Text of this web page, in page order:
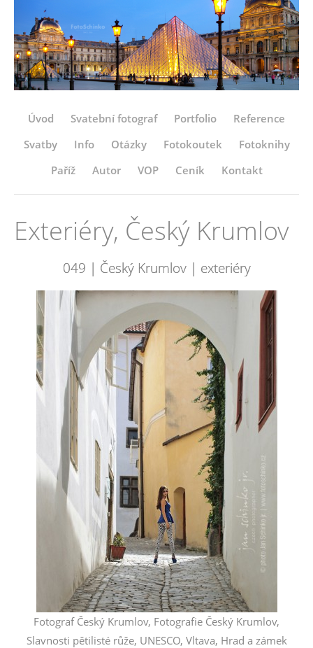
Úvod Svatební fotograf Portfolio
Reference
Svatby
Info Otázky Fotokoutek
Fotoknihy
Paříž
Autor VOP Ceník Kontakt
Exteriéry, Český Krumlov
049 | Český Krumlov | exteriéry
Fotograf Český Krumlov, Fotografie Český Krumlov,
Slavnosti pětilisté růže, UNESCO, Vltava, Hrad a zámek